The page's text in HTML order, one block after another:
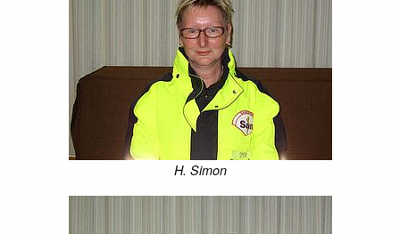
H. Simon